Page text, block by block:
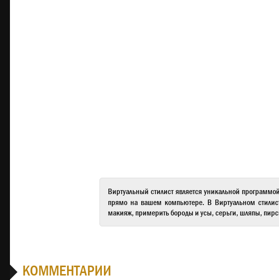
Виртуальный стилистявляется уникальной
прямо на вашем компьютере. В Виртуальном
макияж, примерить бороды и усы, серьги, шляпы,
КОММЕНТАРИИ